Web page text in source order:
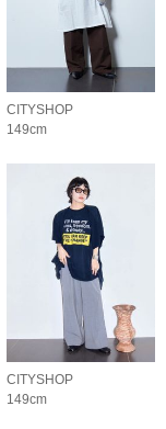
CITYSHOP
149cm
CITYSHOP
149cm